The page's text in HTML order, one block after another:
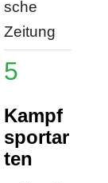
sche
Zeitung
5
Kampf
sportar
ten